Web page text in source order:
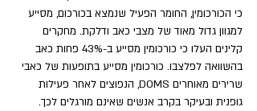
כי הכורכומין, החומר הפעיל שנמצא בכורכום, מסייע
למגוון גדול מאוד של מצבי כאב ודלקת. מחקרים
קלינים העלו כי כורכומין מסייע ב-43% פחות כאב
בהשוואה לפלצבו. כורכומין מסייע בתופעות של כאבי
שרירים מאוחרים DOMS, הנפוצים לאחר פעילות
גופנית ובעיקר בקרב אנשים שאינם מורגלים לכך.